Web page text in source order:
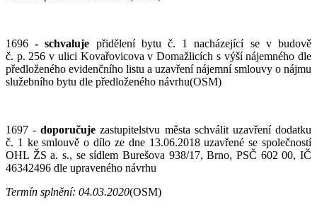
1696- schvaluje přidělení bytu č. 1 nacházející se v budově
č. p. 256 v ulici Kovařovicova v Domažlicích s výší nájemného dle
předloženého evidenčního listu a uzavření nájemní smlouvy o nájmu
služebního bytu dle předloženého návrhu(OSM)
1697 -doporučuje zastupitelstvu města schválit uzavření dodatku
č. 1 ke smlouvě o dílo ze dne 13.06.2018 uzavřené se společností
OHL ŽS a. s., se sídlem Burešova 938/17, Brno, PSČ 602 00, IČ
46342496 dle upraveného návrhu
Termín splnění: 04.03.2020(OSM)